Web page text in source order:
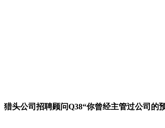
猎头公司招聘顾问Q38“你曾经主管过公司的